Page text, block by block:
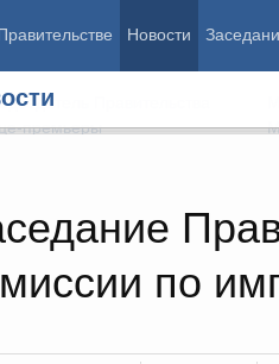
Новости
по
Правительства
премьеры
Демография
Здоровье